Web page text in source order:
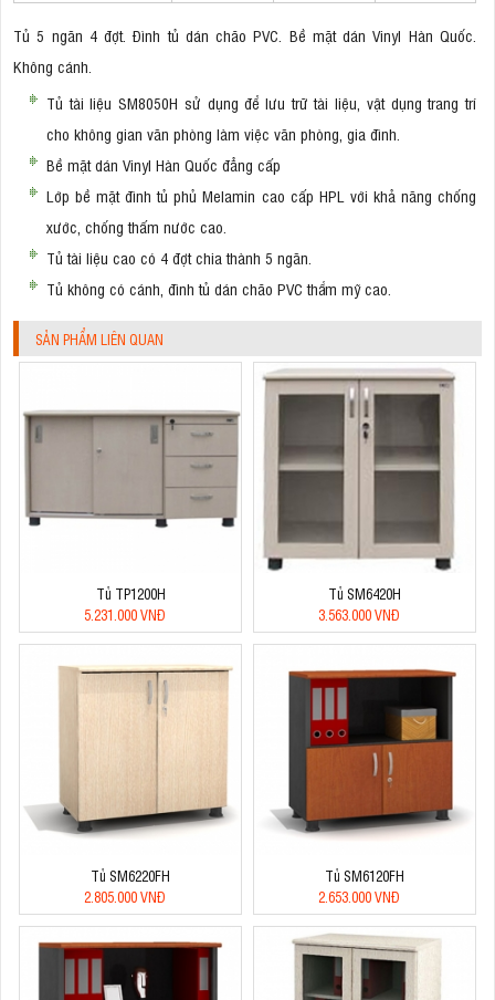
Tủ 5 ngăn 4 đợt. Đình tủ dán chão PVC. Bề mặt dán Vinyl Hàn Quốc.
Không cánh.
Tủ tài liệu SM8050H sử dụng để lưu trữ tài liệu, vật dụng trang trí
cho không gian văn phòng làm việc văn phòng, gia đình.
Bề mặt dán Vinyl Hàn Quốc đẳng cấp
Lớp bề mặt đình tủ phủ Melamin cao cấp HPL với khả năng chống
xước, chống thấm nước cao.
Tủ tài liệu cao có 4 đợt chia thành 5 ngăn.
Tủ không có cánh, đình tủ dán chão PVC thẩm mỹ cao.
SẢN PHẨM LIÊN QUAN
Tủ TP1200H
5.231.000 VNĐ
Tủ SM6420H
3.563.000 VNĐ
Tủ SM6220FH
2.805.000 VNĐ
Tủ SM6120FH
2.653.000 VNĐ